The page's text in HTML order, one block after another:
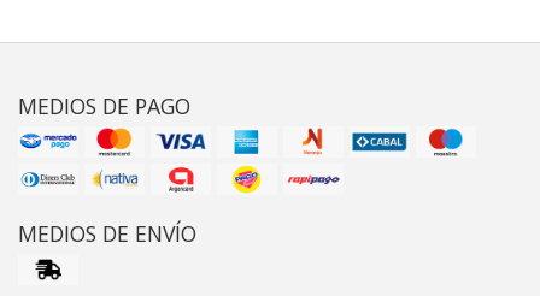
MEDIOS DE PAGO
MEDIOS DE ENVÍO